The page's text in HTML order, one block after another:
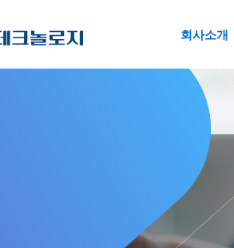
회사소개